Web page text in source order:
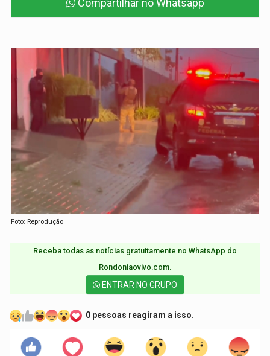
Compartilhar no Whatsapp
Foto: Reprodução
Receba todas as notícias gratuitamente no WhatsApp do
Rondoniaovivo.com.​
ENTRAR NO GRUPO
0 pessoas reagiram a isso.